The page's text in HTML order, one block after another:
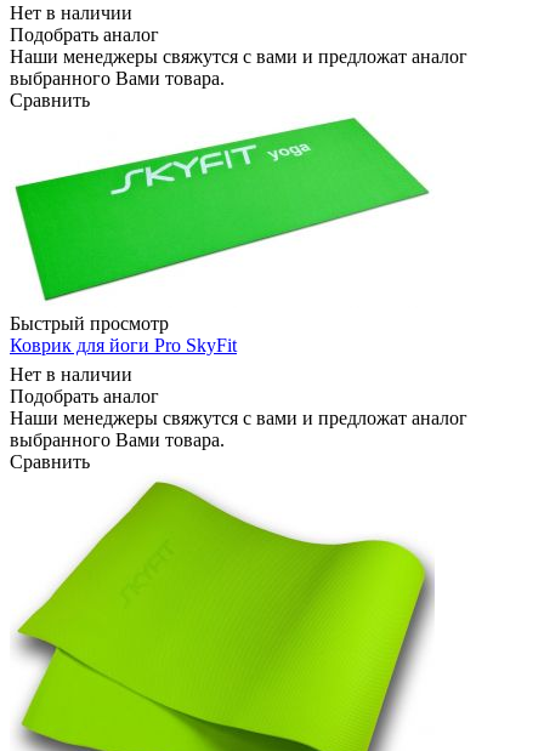
Нет в наличии
Подобрать аналог
Наши менеджеры свяжутся с вами и предложат аналог
выбранного Вами товара.
Сравнить
Быстрый просмотр
Коврик для йоги Pro SkyFit
Нет в наличии
Подобрать аналог
Наши менеджеры свяжутся с вами и предложат аналог
выбранного Вами товара.
Сравнить